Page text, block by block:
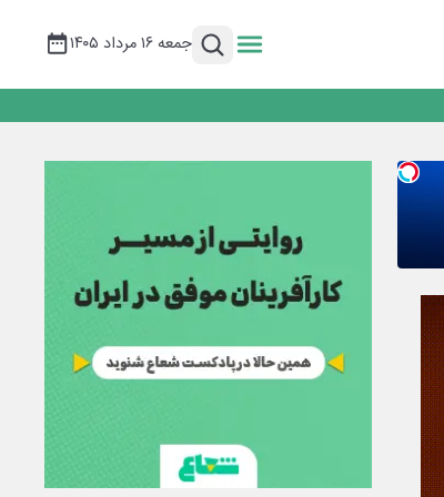
جمعه ۱۶ مرداد ۱۴۰۵